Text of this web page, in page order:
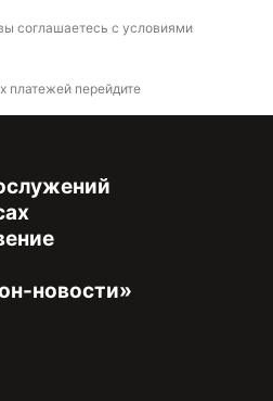
соглашаетесь с условиями
платежей перейдите
новости»